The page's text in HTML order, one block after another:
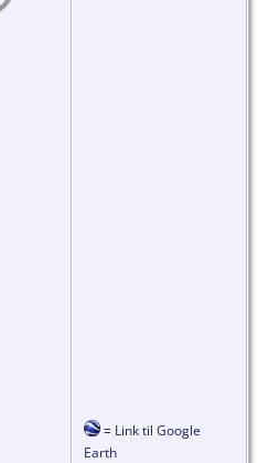
= Link til Google
Earth